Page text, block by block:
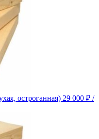
остроганная) 29 000 ₽ /